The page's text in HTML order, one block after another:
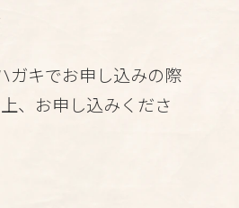
ガキでお申し込みの際
、お申し込みくださ